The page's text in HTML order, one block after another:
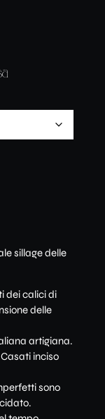
sillage delle
dei calici di
delle
artigiana.
inciso
sono